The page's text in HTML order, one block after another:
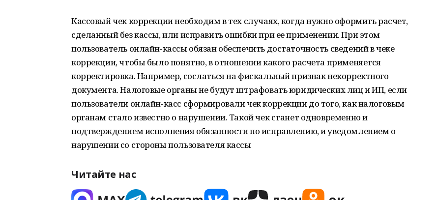
Кассовый чек коррекции необходим в тех случаях, когда нужно оформить расчет,
сделанный без кассы, или исправить ошибки при ее применении. При этом
пользователь онлайн-кассы обязан обеспечить достаточность сведений в чеке
коррекции, чтобы было понятно, в отношении какого расчета применяется
корректировка. Например, сослаться на фискальный признак некорректного
документа. Налоговые органы не будут штрафовать юридических лиц и ИП, если
пользователи онлайн-касс сформировали чек коррекции до того, как налоговым
органам стало известно о нарушении. Такой чек станет одновременно и
подтверждением исполнения обязанности по исправлению, и уведомлением о
нарушении со стороны пользователя кассы
Читайте нас